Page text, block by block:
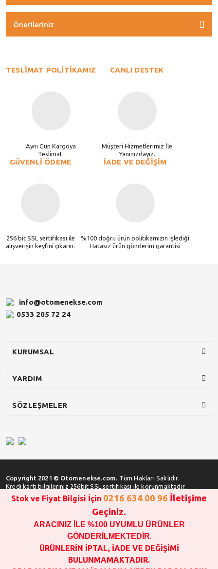
Önerileriniz
TESLİMAT POLİTİKAMIZ
Aynı Gün Kargoya
Teslimat.
CANLI DESTEK
Müşteri Hizmetlerimiz İle
Yanınızdayız.
GÜVENLİ ÖDEME
256 bit SSL sertifikası ile
alışverişin keyfini çıkarın.
İADE VE DEĞİŞİM
%100 doğru ürün politikamızın işlediği
Hatasız ürün gönderim garantisi
info@otomenekse.com
0533 205 72 24
KURUMSAL
YARDIM
SÖZLEŞMELER
Copyright 2021 © Otomenekse.com. Tüm Hakları Saklıdır.
Kredi kartı bilgileriniz 256bit SSL sertifikası ile korunmaktadır.
SATIN ALMA İŞLEMİ YAPMADAN ÖNCE
STOK VE FİYAT BİLGİSİ ALINIZ !!!
1000 TL VE ÜSTÜ SİPARİŞ VERİLEBİLİR!!!
OPAR MARKA VE MAİS MARKA YEDEK PARÇALARIN
GARANTİSİ YOKTUR!!!!!!!!!!!
Stok ve Fiyat Bilgisi İçin 0216 634 00 96 İletişime
Geçiniz.
ARACINIZ İLE %100 UYUMLU ÜRÜNLER
GÖNDERİLMEKTEDİR.
ÜRÜNLERİN İPTAL, İADE VE DEĞİŞİMİ
BULUNMAMAKTADIR.